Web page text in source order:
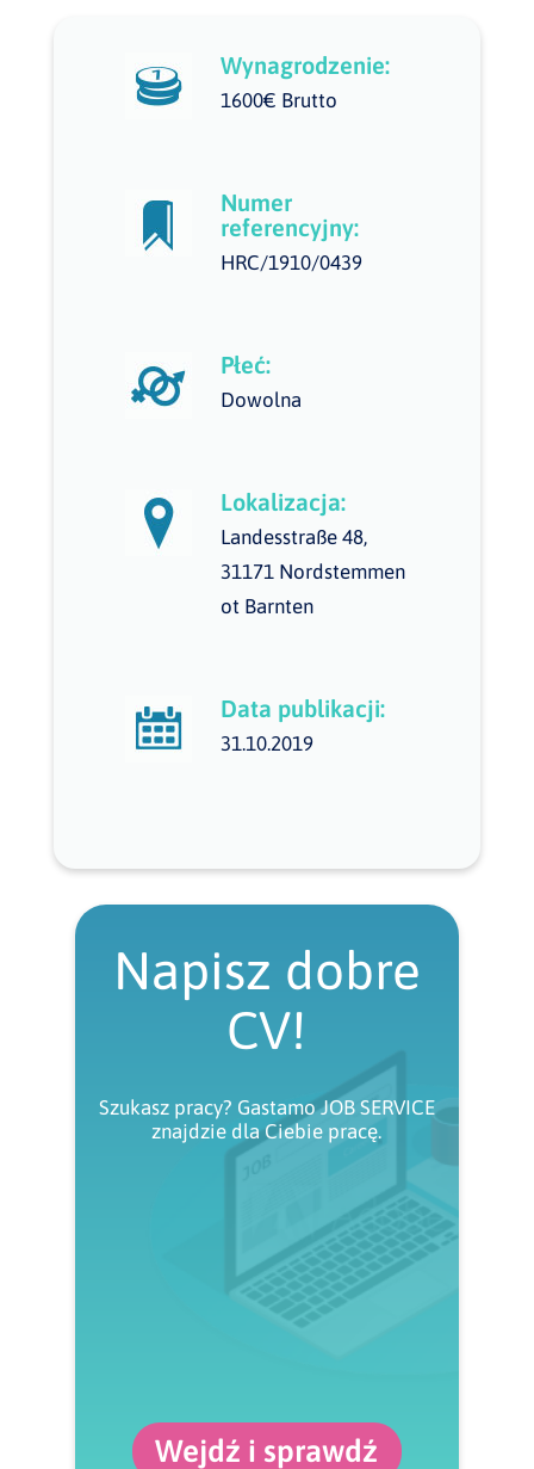
Wynagrodzenie:
1600€ Brutto
Numer
referencyjny:
HRC/1910/0439
Płeć:
Dowolna
Lokalizacja:
Landesstraße 48,
31171 Nordstemmen
ot Barnten
Data publikacji:
31.10.2019
Napisz dobre
CV!
Szukasz pracy? Gastamo JOB SERVICE
znajdzie dla Ciebie pracę.
Wejdź i sprawdź